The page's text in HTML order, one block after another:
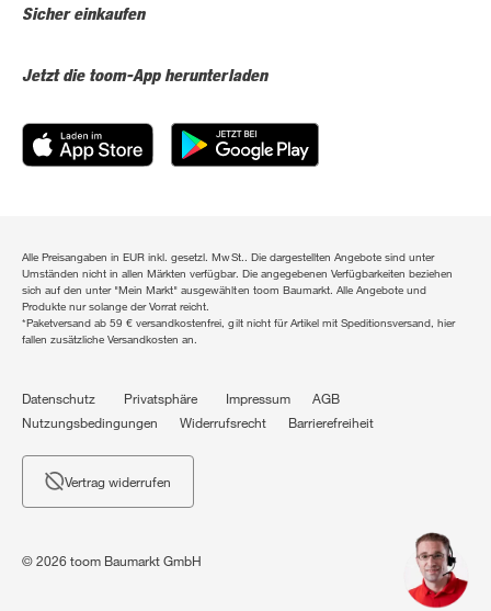
Sicher einkaufen
Jetzt die toom-App herunterladen
Alle Preisangaben in EUR inkl. gesetzl. MwSt.. Die dargestellten Angebote sind unter
Umständen nicht in allen Märkten verfügbar. Die angegebenen Verfügbarkeiten beziehen
sich auf den unter "Mein Markt" ausgewählten toom Baumarkt. Alle Angebote und
Produkte nur solange der Vorrat reicht.
*Paketversand ab 59 € versandkostenfrei, gilt nicht für Artikel mit Speditionsversand, hier
fallen zusätzliche Versandkosten an.
Datenschutz Privatsphäre Impressum
AGB
Nutzungsbedingungen
Widerrufsrecht Barrierefreiheit
Vertrag widerrufen
© 2026 toom Baumarkt GmbH